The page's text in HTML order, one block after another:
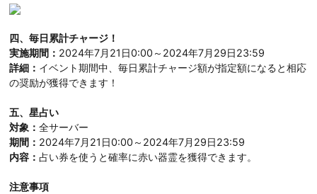
四、毎日累計チャージ！
実施期間： 2024年7月21日0:00～2024年7月29日23:59
詳細： イベント期間中、毎日累計チャージ額が指定額になると相応
の奨励が獲得できます！
五、星占い
対象：全サーバー
期間： 2024年7月21日0:00～2024年7月29日23:59
内容：占い券を使うと確率に赤い器霊を獲得できます。
注意事項